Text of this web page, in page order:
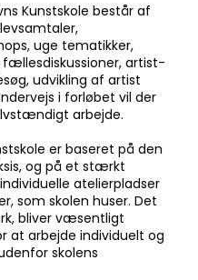
Kunstskole består af
uge tematikker,
fællesdiskussioner, artist-
udvikling af artist
i forløbet vil der
arbejde.
er baseret på den
og på et stærkt
atelierpladser
som skolen huser. Det
bliver væsentligt
arbejde individuelt og
skolens